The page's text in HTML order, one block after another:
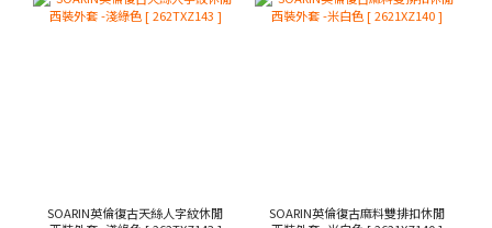
SOARIN英倫復古天絲人字紋休閒
SOARIN英倫復古麻料雙排扣休閒